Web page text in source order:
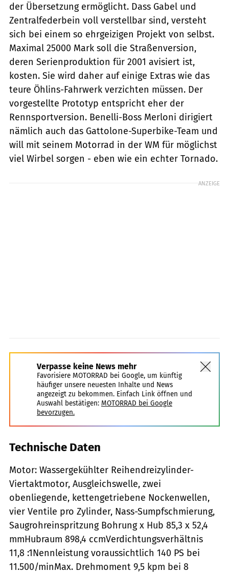
der Übersetzung ermöglicht. Dass Gabel und
Zentralfederbein voll verstellbar sind, versteht
sich bei einem so ehrgeizigen Projekt von selbst.
Maximal 25000 Mark soll die Straßenversion,
deren Serienproduktion für 2001 avisiert ist,
kosten. Sie wird daher auf einige Extras wie das
teure Öhlins-Fahrwerk verzichten müssen. Der
vorgestellte Prototyp entspricht eher der
Rennsportversion. Benelli-Boss Merloni dirigiert
nämlich auch das Gattolone-Superbike-Team und
will mit seinem Motorrad in der WM für möglichst
viel Wirbel sorgen - eben wie ein echter Tornado.
ANZEIGE
Verpasse keine News mehr
Favorisiere MOTORRAD bei Google, um künftig
häufiger unsere neuesten Inhalte und News
angezeigt zu bekommen. Einfach Link öffnen und
Auswahl bestätigen: MOTORRAD bei Google
bevorzugen.
Technische Daten
Motor: Wassergekühlter Reihendreizylinder-
Viertaktmotor, Ausgleichswelle, zwei
obenliegende, kettengetriebene Nockenwellen,
vier Ventile pro Zylinder, Nass-Sumpfschmierung,
Saugrohreinspritzung Bohrung x Hub 85,3 x 52,4
mmHubraum 898,4 ccmVerdichtungsverhältnis
11,8 :1Nennleistung voraussichtlich 140 PS bei
11.500/minMax. Drehmoment 9,5 kpm bei 8